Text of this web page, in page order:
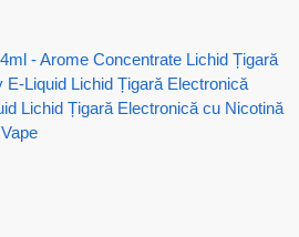
- Arome Concentrate Lichid Țigară
E-Liquid Lichid Țigară Electronică
Lichid Țigară Electronică cu Nicotină